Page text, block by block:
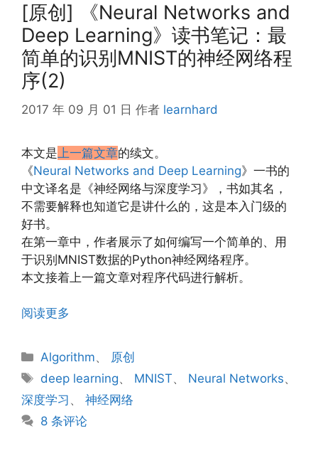
[原创] 《Neural Networks and
Deep Learning》读书笔记：最
简单的识别MNIST的神经网络程
序(2)
2017 年 09 月 01 日 作者 learnhard
本文是 上一篇文章的续文。
《Neural Networks and Deep Learning》一书的
中文译名是《神经网络与深度学习》，书如其名，
不需要解释也知道它是讲什么的，这是本入门级的
好书。
在第一章中，作者展示了如何编写一个简单的、用
于识别MNIST数据的Python神经网络程序。
本文接着上一篇文章对程序代码进行解析。
阅读更多
分
类
Algorithm、 原创
标
签
deep learning、 MNIST、 Neural Networks、
深度学习 、 神经网络
8 条评论